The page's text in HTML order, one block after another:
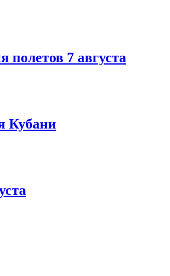
полетов 7 августа
Кубани